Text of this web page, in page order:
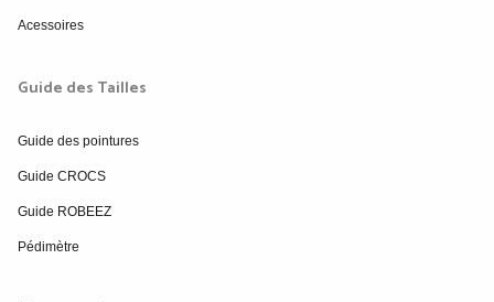
Acessoires
Guide des Tailles
Guide des pointures
Guide CROCS
Guide ROBEEZ
Pédimètre